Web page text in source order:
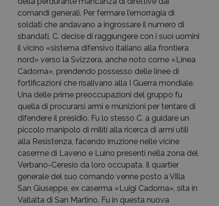
comandi generali. Per fermare l’emorragia di
soldati che andavano a ingrossare il numero di
sbandati, C. decise di raggiungere con i suoi uomini
il vicino «sistema difensivo italiano alla frontiera
nord» verso la Svizzera, anche noto come «Linea
Cadorna», prendendo possesso delle linee di
fortificazioni che risalivano alla I Guerra mondiale.
Una delle prime preoccupazioni del gruppo fu
quella di procurarsi armi e munizioni per tentare di
difendere il presidio. Fu lo stesso C. a guidare un
piccolo manipolo di militi alla ricerca di armi utili
alla Resistenza, facendo irruzione nelle vicine
caserme di Laveno e Luino presenti nella zona del
Verbano-Ceresio da loro occupata. Il quartier
generale del suo comando venne posto a Villa
San Giuseppe, ex caserma «Luigi Cadorna», sita in
Vallalta di San Martino. Fu in questa nuova